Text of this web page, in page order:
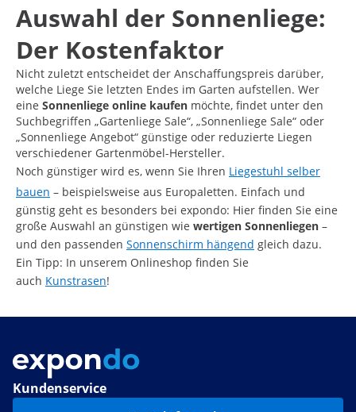
Auswahl der Sonnenliege:
Der Kostenfaktor
Nicht zuletzt entscheidet der Anschaffungspreis darüber,
welche Liege Sie letzten Endes im Garten aufstellen. Wer
eine Sonnenliege online kaufen möchte, findet unter den
Suchbegriffen „Gartenliege Sale“, „Sonnenliege Sale“ oder
„Sonnenliege Angebot“ günstige oder reduzierte Liegen
verschiedener Gartenmöbel-Hersteller.
Noch günstiger wird es, wenn Sie Ihren Liegestuhl selber
bauen – beispielsweise aus Europaletten. Einfach und
günstig geht es besonders bei expondo: Hier finden Sie eine
große Auswahl an günstigen wie wertigen Sonnenliegen –
und den passenden Sonnenschirm hängend gleich dazu.
Ein Tipp: In unserem Onlineshop finden Sie
auch Kunstrasen!
Kundenservice